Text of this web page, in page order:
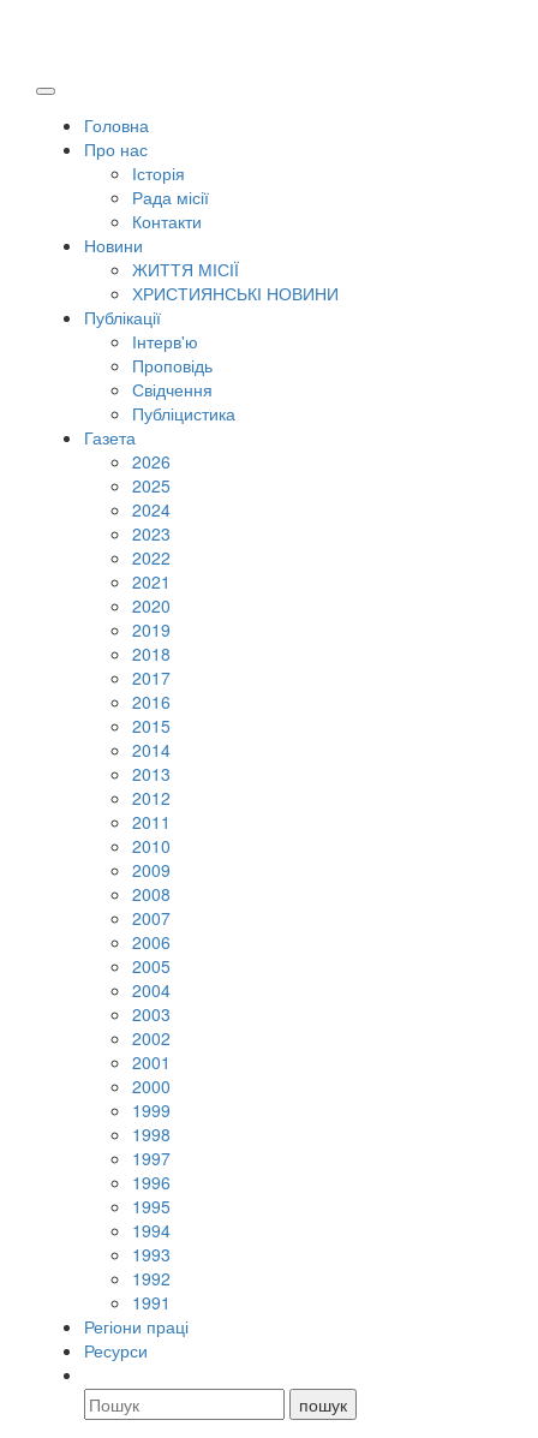
Головна
Про нас
Історія
Рада місії
Контакти
Новини
ЖИТТЯ МІСІЇ
ХРИСТИЯНСЬКІ НОВИНИ
Публікації
Інтерв'ю
Проповідь
Свідчення
Публіцистика
Газета
2026
2025
2024
2023
2022
2021
2020
2019
2018
2017
2016
2015
2014
2013
2012
2011
2010
2009
2008
2007
2006
2005
2004
2003
2002
2001
2000
1999
1998
1997
1996
1995
1994
1993
1992
1991
Регіони праці
Ресурси